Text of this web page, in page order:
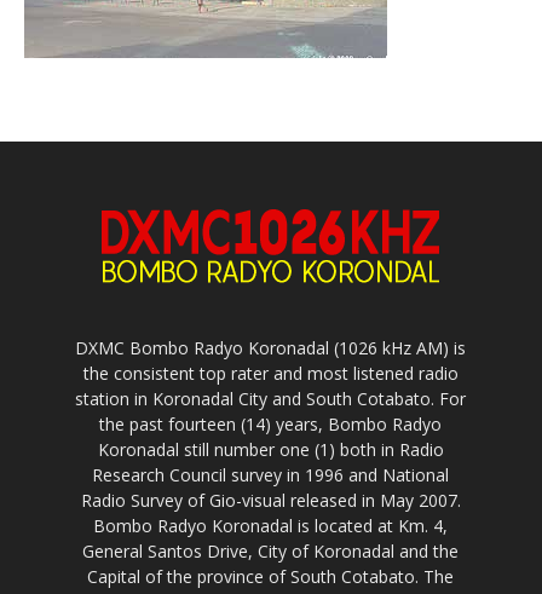
DXMC Bombo Radyo Koronadal (1026 kHz AM) is
the consistent top rater and most listened radio
station in Koronadal City and South Cotabato. For
the past fourteen (14) years, Bombo Radyo
Koronadal still number one (1) both in Radio
Research Council survey in 1996 and National
Radio Survey of Gio-visual released in May 2007.
Bombo Radyo Koronadal is located at Km. 4,
General Santos Drive, City of Koronadal and the
Capital of the province of South Cotabato. The